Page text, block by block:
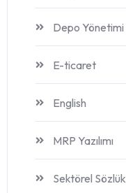
Depo Yönetimi
E-ticaret
English
MRP Yazılımı
Sektörel Sözlük